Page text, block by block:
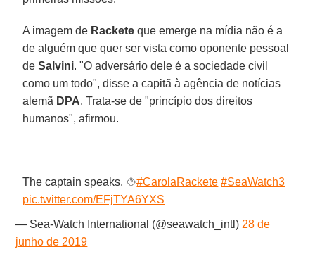
A imagem de Rackete que emerge na mídia não é a
de alguém que quer ser vista como oponente pessoal
deSalvini. "O adversário dele é a sociedade civil
como um todo", disse a capitã à agência de notícias
alemã DPA. Trata-se de "princípio dos direitos
humanos", afirmou.
The captain speaks. ⯑#CarolaRackete #SeaWatch3
pic.twitter.com/EFjTYA6YXS
— Sea-Watch International (@seawatch_intl) 28 de
junho de 2019